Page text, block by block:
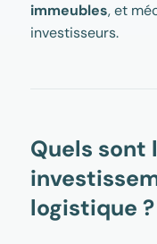
immeubles, et
investisseurs.
Quels sont
logistique ?